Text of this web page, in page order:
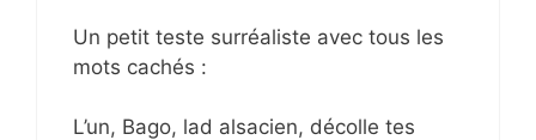
Un petit teste surréaliste avec tous les
mots cachés :
L’un, Bago, lad alsacien, décolle tes